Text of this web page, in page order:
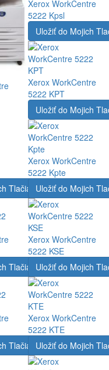
Xerox WorkCentre
5222 Kpsl
Uložiť do Mojich
Xerox WorkCentre
5222 KPT
Uložiť do Mojich
Xerox WorkCentre
5222 Kpte
TlačiarníUložiť do Mojich
Xerox WorkCentre
5222 KSE
TlačiarníUložiť do Mojich
Xerox WorkCentre
5222 KTE
TlačiarníUložiť do Mojich